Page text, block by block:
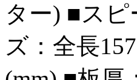
ター) ■ス
ズ：全長